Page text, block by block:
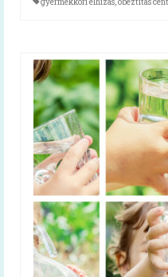
Cikkek
Diétás étkezés
Tanácsok
Cikkek
Közétkeztetés
Keressük
közétkeztetésben
Közétkeztetési
gyermekkori elhízás,obeztitás